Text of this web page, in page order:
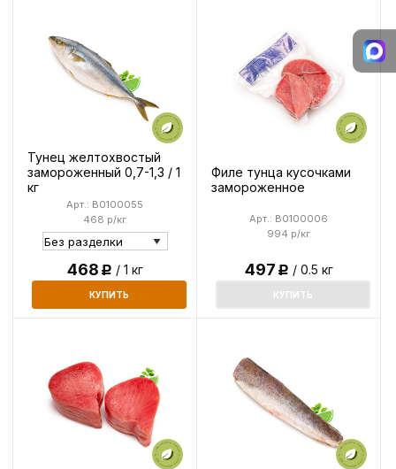
Тунец желтохвостый
замороженный 0,7-1,3 / 1
кг
468 р/кг
Арт.: B0100055
468Р / 1 кг
КУПИТЬ
Филе тунца кусочками
замороженное
994 р/кг
Арт.: B0100006
497Р / 0.5 кг
КУПИТЬ